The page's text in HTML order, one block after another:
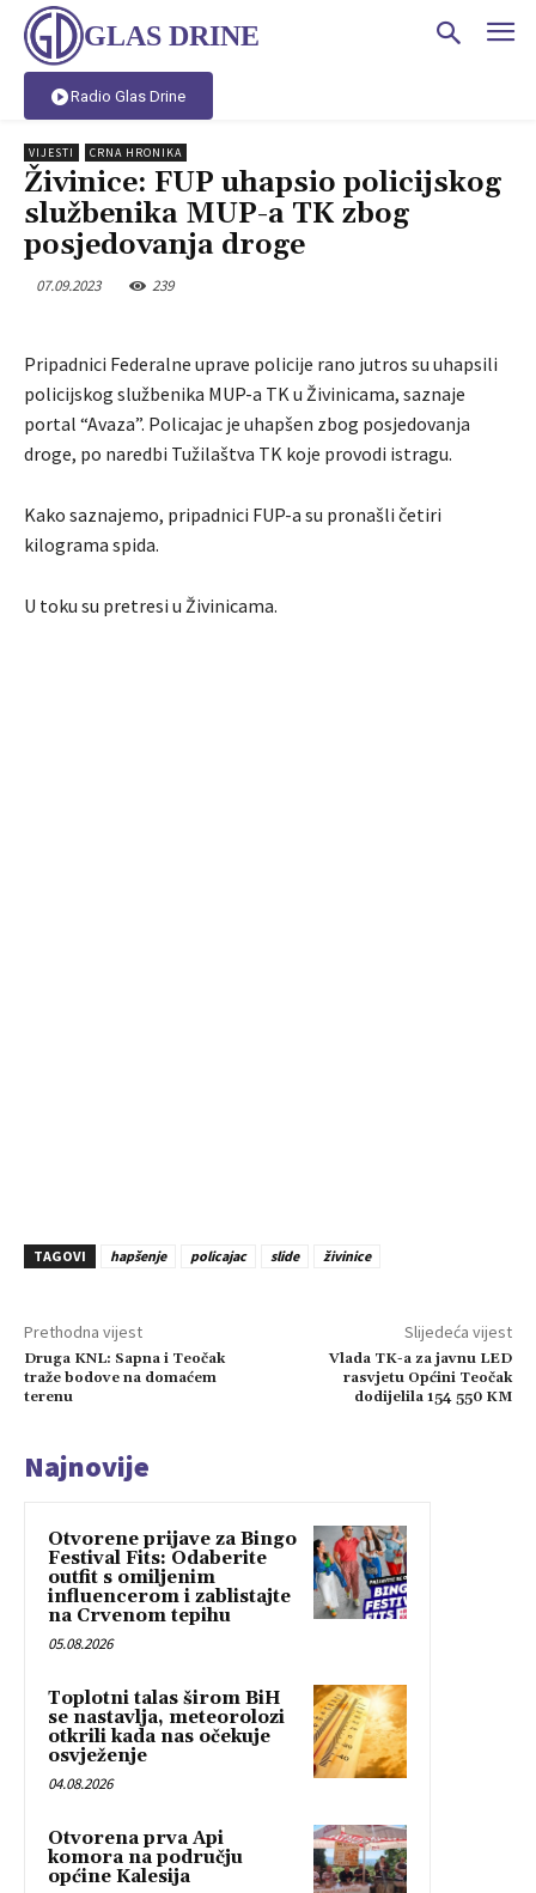
GLAS DRINE
Radio Glas Drine
VIJESTI CRNA HRONIKA
Živinice: FUP uhapsio policijskog
službenika MUP-a TK zbog
posjedovanja droge
07.09.2023 239
Pripadnici Federalne uprave policije rano jutros su uhapsili
policijskog službenika MUP-a TK u Živinicama, saznaje
portal “Avaza”. Policajac je uhapšen zbog posjedovanja
droge, po naredbi Tužilaštva TK koje provodi istragu.
Kako saznajemo, pripadnici FUP-a su pronašli četiri
kilograma spida.
U toku su pretresi u Živinicama.
TAGOVI hapšenje policajac slide živinice
Prethodna vijest
Druga KNL: Sapna i Teočak
traže bodove na domaćem
terenu
Slijedeća vijest
Vlada TK-a za javnu LED
rasvjetu Općini Teočak
dodijelila 154 550 KM
Najnovije
Otvorene prijave za Bingo
Festival Fits: Odaberite
outfit s omiljenim
influencerom i zablistajte
na Crvenom tepihu
05.08.2026
Toplotni talas širom BiH
se nastavlja, meteorolozi
otkrili kada nas očekuje
osvježenje
04.08.2026
Otvorena prva Api
komora na području
općine Kalesija